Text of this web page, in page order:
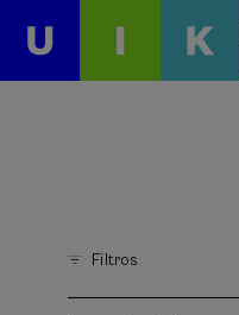
Filtros